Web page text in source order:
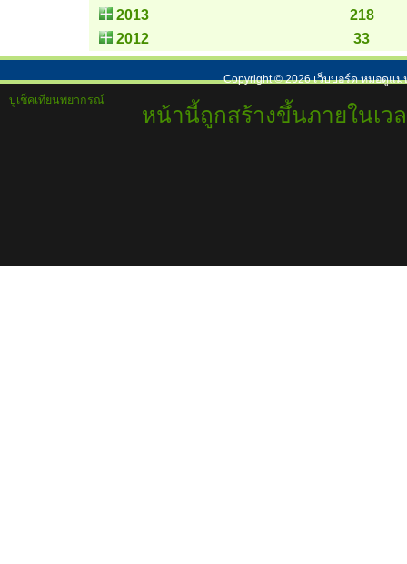
2013
218
2012
33
Copyright ©2026เว็บบอร์ด หมอดูแม่
บูเช็คเทียนพยากรณ์
หน้านี้ถูกสร้างขึ้นภายในเว